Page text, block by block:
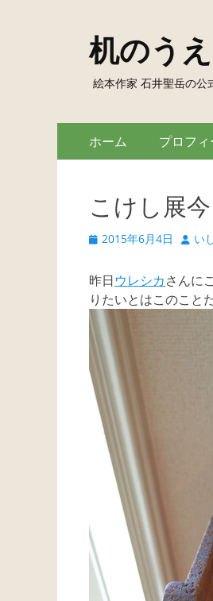
机のう
絵本作家 石井聖岳の公
Primary
Menu
ホーム プロフ
こけし展
Posted
2015年6月4日 い
昨日ウレシカさんに
りたいとはこのこと